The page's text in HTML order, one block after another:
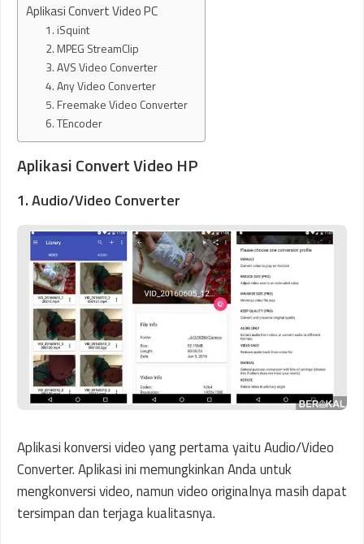
Aplikasi Convert Video PC
1. iSquint
2. MPEG StreamClip
3. AVS Video Converter
4. Any Video Converter
5. Freemake Video Converter
6. TEncoder
Aplikasi Convert Video HP
1. Audio/Video Converter
Aplikasi konversi video yang pertama yaitu Audio/Video
Converter. Aplikasi ini memungkinkan Anda untuk
mengkonversi video, namun video originalnya masih dapat
tersimpan dan terjaga kualitasnya.